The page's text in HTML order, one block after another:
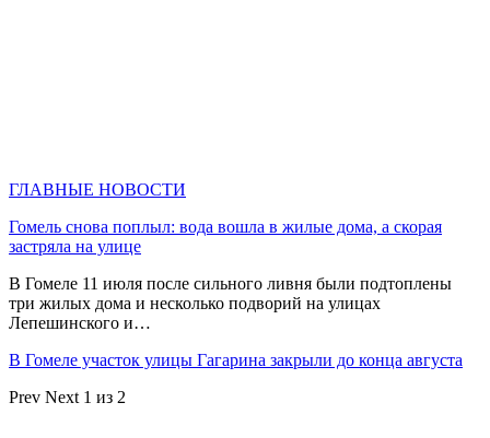
ГЛАВНЫЕ НОВОСТИ
Гомель снова поплыл: вода вошла в жилые дома, а скорая
застряла на улице
В Гомеле 11 июля после сильного ливня были подтоплены
три жилых дома и несколько подворий на улицах
Лепешинского и…
В Гомеле участок улицы Гагарина закрыли до конца августа
Prev Next 1 из 2